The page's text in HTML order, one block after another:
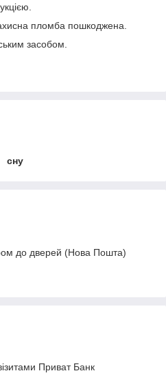
пломба пошкоджена.
засобом.
сну
до дверей (Нова Пошта)
Приват Банк